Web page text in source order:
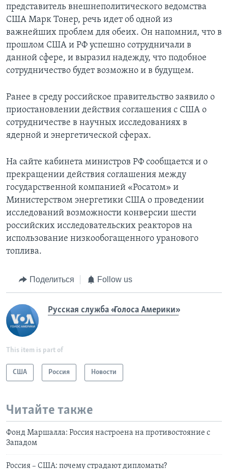
представитель внешнеполитического ведомства
США Марк Тонер, речь идет об одной из
важнейших проблем для обеих. Он напомнил, что в
прошлом США и РФ успешно сотрудничали в
данной сфере, и выразил надежду, что подобное
сотрудничество будет возможно и в будущем.
Ранее в среду российское правительство заявило о
приостановлении действия соглашения с США о
сотрудничестве в научных исследованиях в
ядерной и энергетической сферах.
На сайте кабинета министров РФ сообщается и о
прекращении действия соглашения между
государственной компанией «Росатом» и
Министерством энергетики США о проведении
исследований возможности конверсии шести
российских исследовательских реакторов на
использование низкообогащенного уранового
топлива.
Поделиться Follow us
Русская служба «Голоса Америки»
This item is part of
США Россия Новости
Читайте также
Фонд Маршалла: Россия настроена на противостояние с
Западом
Россия – США: почему страдают дипломаты?